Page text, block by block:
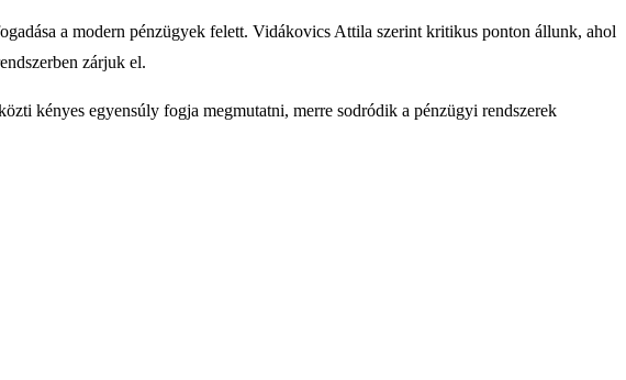
a modern pénzügyek felett. Vidákovics Attila szerint kritikus ponton állunk, ahol
zárjuk el.
kényes egyensúly fogja megmutatni, merre sodródik a pénzügyi rendszerek